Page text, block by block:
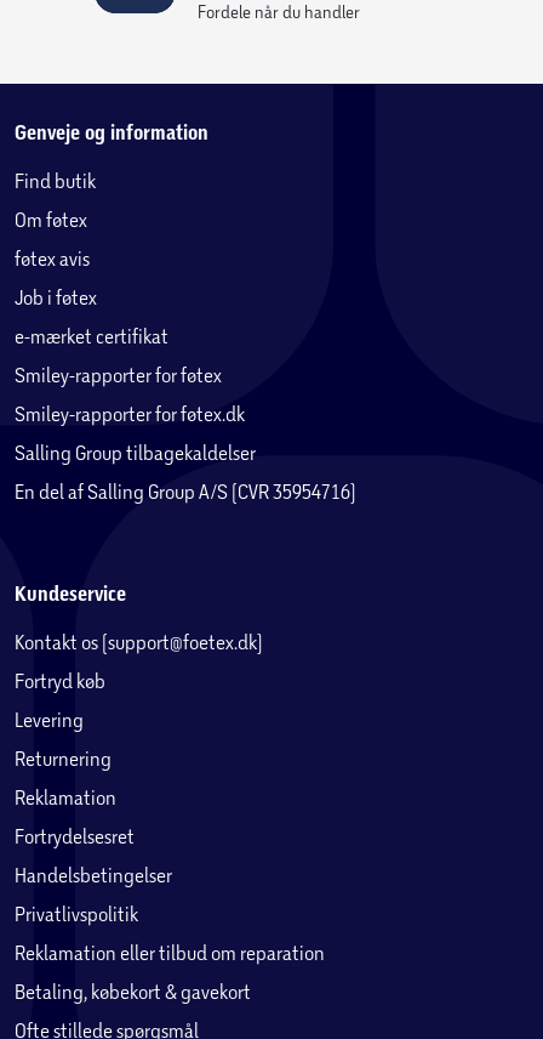
Fordele når du handler
Genveje og information
Find butik
Om føtex
føtex avis
Job i føtex
e-mærket certifikat
Smiley-rapporter for føtex
Smiley-rapporter for føtex.dk
Salling Group tilbagekaldelser
En del af Salling Group A/S (CVR 35954716)
Kundeservice
Kontakt os (support@foetex.dk)
Fortryd køb
Levering
Returnering
Reklamation
Fortrydelsesret
Handelsbetingelser
Privatlivspolitik
Reklamation eller tilbud om reparation
Betaling, købekort & gavekort
Ofte stillede spørgsmål